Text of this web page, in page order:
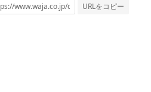
URLをコピー